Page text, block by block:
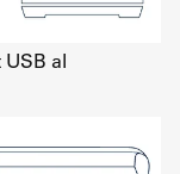
al